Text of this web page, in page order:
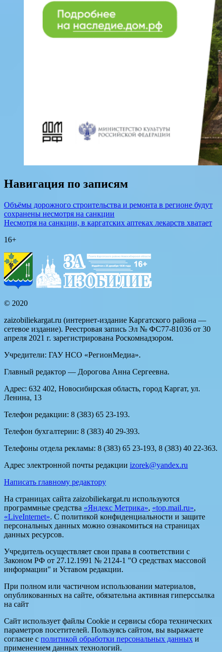
Навигация по записям
Объёмы дорожного строительства и ремонта в регионе будут
сохранены несмотря на санкции
Несмотря на санкции, в каргатских аптеках лекарств хватает
16+
© 2020
zaizobiliekargat.ru (интернет-издание Каргатского района —
сетевое издание). Реестровая запись Эл № ФС77-81036 от 30
апреля 2021 г. зарегистрирована Роскомнадзором.
Учредители: ГАУ НСО «РегионМедиа».
Главный редактор — Дорогова Анна Сергеевна.
Адрес: 632 402, Новосибирская область, город Каргат, ул.
Ленина, 13
Телефон редакции: 8 (383) 65 23-193.
Телефон бухгалтерии: 8 (383) 40 29-393.
Телефоны отдела рекламы: 8 (383) 65 23-193, 8 (383) 40 22-363.
Адрес электронной почты редакции izorek@yandex.ru
Написать главному редактору
На страницах сайта zaizobiliekargat.ru используются
программные средства «Яндекс Метрика», «top.mail.ru»,
«LiveInternet». С политикой конфиденциальности и защите
персональных данных можно ознакомиться на страницах
данных ресурсов.
Учредитель осуществляет свои права в соответствии с
Законом РФ от 27.12.1991 № 2124-1 "О средствах массовой
информации" и Уставом редакции.
При полном или частичном использовании материалов,
опубликованных на сайте, обязательна активная гиперссылка
на сайт
Сайт использует файлы Cookie и сервисы сбора технических
параметров посетителей. Пользуясь сайтом, вы выражаете
согласие с политикой обработки персональных данных и
применением данных технологий.